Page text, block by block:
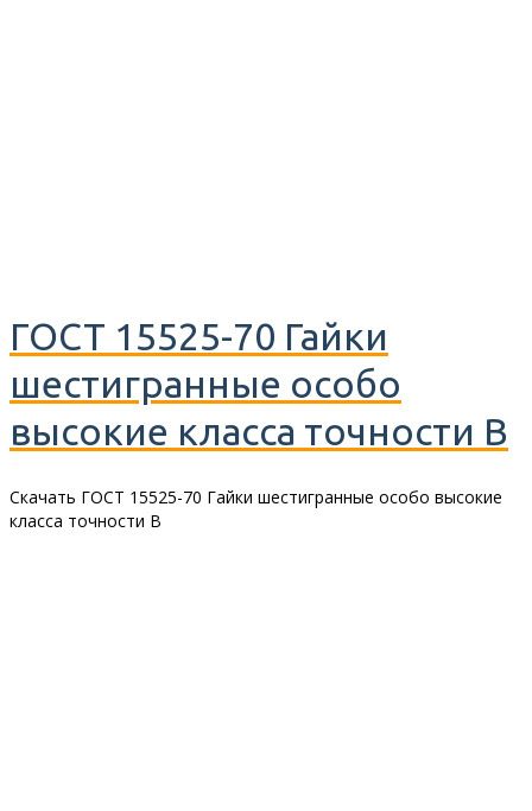
ГОСТ 15525-70 Гайки
шестигранные особо
высокие класса точности В
Скачать ГОСТ 15525-70 Гайки шестигранные особо высокие
класса точности В